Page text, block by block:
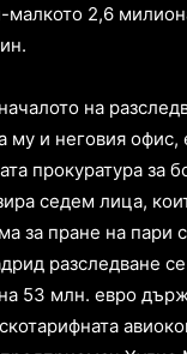
2,6
на
му и неговия
прокуратура за
седем лица,
за пране на
разследване
53 млн. евро